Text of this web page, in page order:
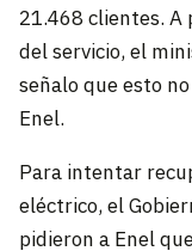
21.468 clientes. A
del servicio, el
señalo que esto
Enel.
Para intentar
eléctrico, el
pidieron a Enel